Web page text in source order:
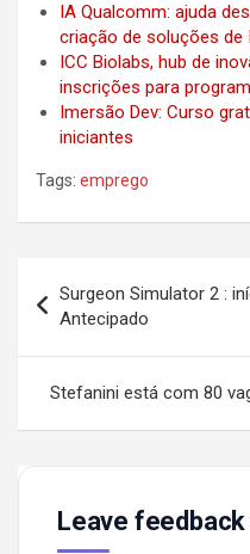
IA Qualcomm: ajuda
criação de soluções de
ICC Biolabs, hub de
inscrições para
Imersão Dev: Curso
iniciantes
Tags: emprego
navigation
Surgeon Simulator 2 :
Antecipado
Stefanini está com 80
Leave